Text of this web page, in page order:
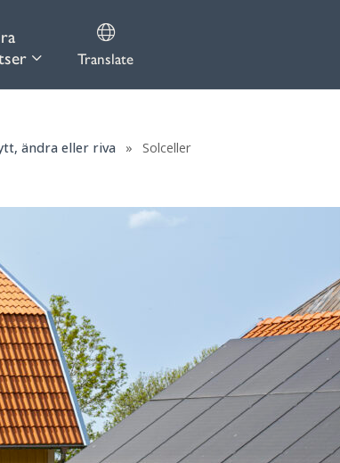
Translate
ändra eller riva » Solceller